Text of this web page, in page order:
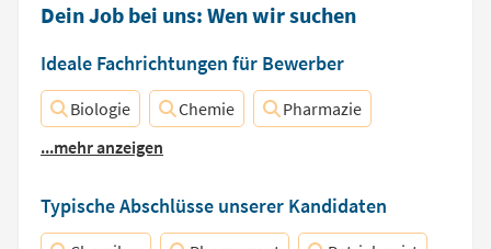
Dein Job bei uns: Wen wir suchen
Ideale Fachrichtungen für Bewerber
Biologie Chemie
Pharmazie
...mehr anzeigen
Typische Abschlüsse unserer Kandidaten